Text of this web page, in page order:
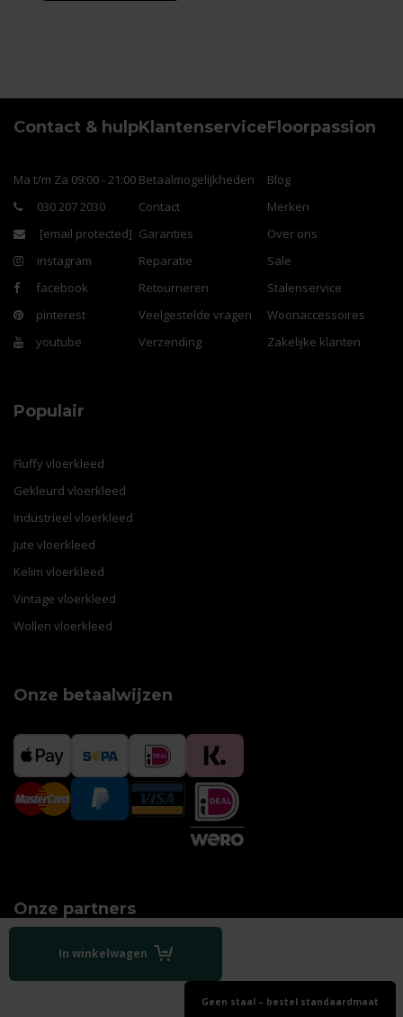
In winkelwagen
Geen staal – bestel standaardmaat
Contact & hulp
Ma t/m Za 09:00 - 21:00
030 207 2030
[email protected]
instagram
facebook
pinterest
youtube
Klantenservice
Betaalmogelijkheden
Contact
Garanties
Reparatie
Retourneren
Veelgestelde vragen
Verzending
Floorpassion
Blog
Merken
Over ons
Sale
Stalenservice
Woonaccessoires
Zakelijke klanten
Populair
Fluffy vloerkleed
Gekleurd vloerkleed
Industrieel vloerkleed
Jute vloerkleed
Kelim vloerkleed
Vintage vloerkleed
Wollen vloerkleed
Onze betaalwijzen
Onze partners